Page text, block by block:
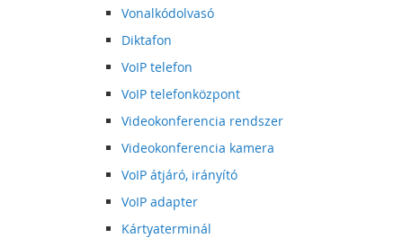
Vonalkódolvasó
Diktafon
VoIP telefon
VoIP telefonközpont
Videokonferencia rendszer
Videokonferencia kamera
VoIP átjáró, irányító
VoIP adapter
Kártyaterminál